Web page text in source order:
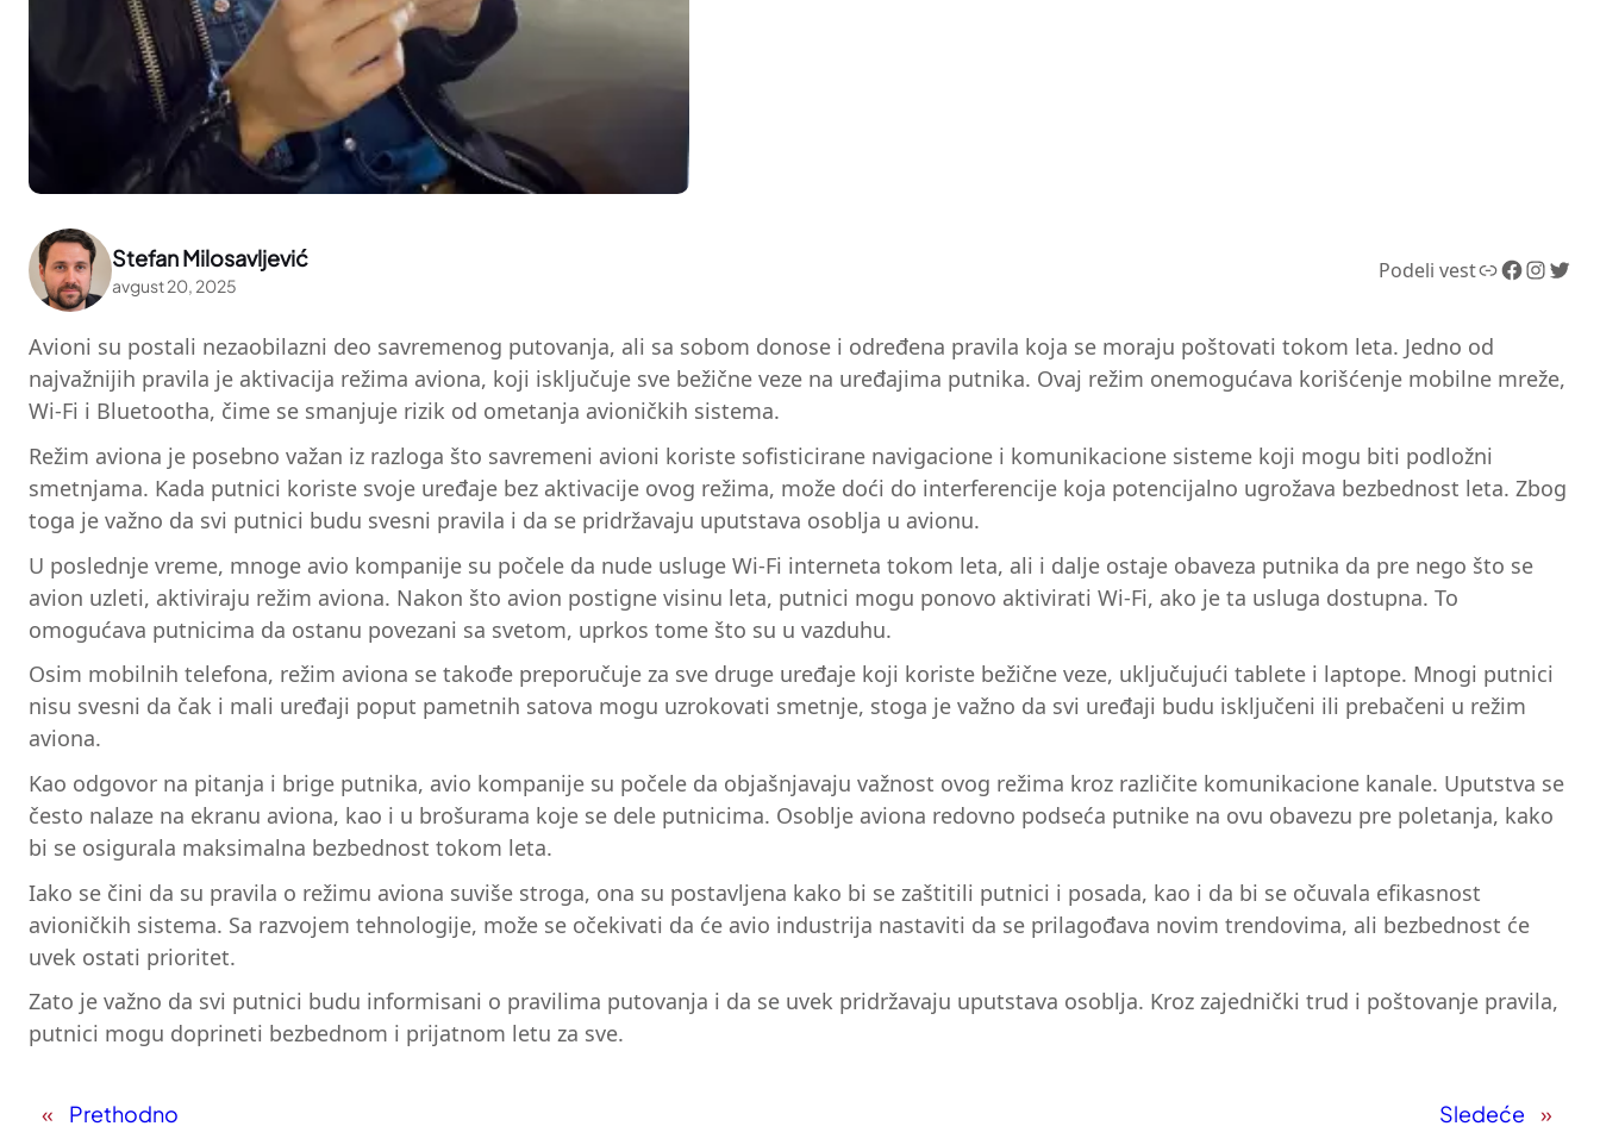
Stefan Milosavljević
avgust 20, 2025
Podeli vestLink Facebook InstagramTwitter
Avioni su postali nezaobilazni deo savremenog putovanja, ali sa sobom donose i određena pravila koja se moraju poštovati tokom leta. Jedno od
najvažnijih pravila je aktivacija režima aviona, koji isključuje sve bežične veze na uređajima putnika. Ovaj režim onemogućava korišćenje mobilne mreže,
Wi-Fi i Bluetootha, čime se smanjuje rizik od ometanja avioničkih sistema.
Režim aviona je posebno važan iz razloga što savremeni avioni koriste sofisticirane navigacione i komunikacione sisteme koji mogu biti podložni
smetnjama. Kada putnici koriste svoje uređaje bez aktivacije ovog režima, može doći do interferencije koja potencijalno ugrožava bezbednost leta. Zbog
toga je važno da svi putnici budu svesni pravila i da se pridržavaju uputstava osoblja u avionu.
U poslednje vreme, mnoge avio kompanije su počele da nude usluge Wi-Fi interneta tokom leta, ali i dalje ostaje obaveza putnika da pre nego što se
avion uzleti, aktiviraju režim aviona. Nakon što avion postigne visinu leta, putnici mogu ponovo aktivirati Wi-Fi, ako je ta usluga dostupna. To
omogućava putnicima da ostanu povezani sa svetom, uprkos tome što su u vazduhu.
Osim mobilnih telefona, režim aviona se takođe preporučuje za sve druge uređaje koji koriste bežične veze, uključujući tablete i laptope. Mnogi putnici
nisu svesni da čak i mali uređaji poput pametnih satova mogu uzrokovati smetnje, stoga je važno da svi uređaji budu isključeni ili prebačeni u režim
aviona.
Kao odgovor na pitanja i brige putnika, avio kompanije su počele da objašnjavaju važnost ovog režima kroz različite komunikacione kanale. Uputstva se
često nalaze na ekranu aviona, kao i u brošurama koje se dele putnicima. Osoblje aviona redovno podseća putnike na ovu obavezu pre poletanja, kako
bi se osigurala maksimalna bezbednost tokom leta.
Iako se čini da su pravila o režimu aviona suviše stroga, ona su postavljena kako bi se zaštitili putnici i posada, kao i da bi se očuvala efikasnost
avioničkih sistema. Sa razvojem tehnologije, može se očekivati da će avio industrija nastaviti da se prilagođava novim trendovima, ali bezbednost će
uvek ostati prioritet.
Zato je važno da svi putnici budu informisani o pravilima putovanja i da se uvek pridržavaju uputstava osoblja. Kroz zajednički trud i poštovanje pravila,
putnici mogu doprineti bezbednom i prijatnom letu za sve.
« Prethodno Sledeće »